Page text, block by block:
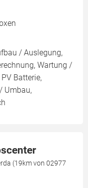
/ Auslegung,
Wartung /
Batterie,
Umbau,
(19km von 02977